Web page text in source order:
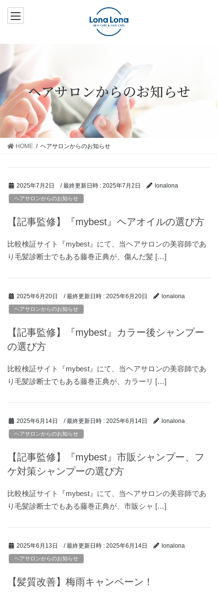
ス
ッ
プ
ン
移
動
ヘアサロンからのお知らせ
HOME ヘアサロンからのお知らせ
2025年7月2日 / 最終更新日時 : 2025年7月2日 lonalona
ヘアサロンからのお知らせ
【記事監修】『mybest』ヘアオイルの選び方
比較検証サイト『mybest』にて、当ヘアサロンの美容師であ
り毛髪診断士でもある藤巻正典が、傷んだ髪 […]
2025年6月20日 / 最終更新日時 : 2025年6月20日 lonalona
ヘアサロンからのお知らせ
【記事監修】『mybest』カラー後シャンプー
の選び方
比較検証サイト『mybest』にて、当ヘアサロンの美容師であ
り毛髪診断士でもある藤巻正典が、カラーリ […]
2025年6月14日 / 最終更新日時 : 2025年6月14日 lonalona
ヘアサロンからのお知らせ
【記事監修】『mybest』市販シャンプー、フ
ケ対策シャンプーの選び方
比較検証サイト『mybest』にて、当ヘアサロンの美容師であ
り毛髪診断士でもある藤巻正典が、市販シャ […]
2025年6月13日 / 最終更新日時 : 2025年6月14日 lonalona
ヘアサロンからのお知らせ
【髪質改善】梅雨キャンペーン！